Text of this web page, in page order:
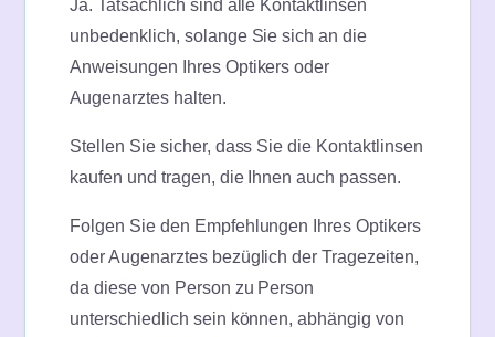
Ja. Tatsächlich sind alle Kontaktlinsen
unbedenklich, solange Sie sich an die
Anweisungen Ihres Optikers oder
Augenarztes halten.
Stellen Sie sicher, dass Sie die Kontaktlinsen
kaufen und tragen, die Ihnen auch passen.
Folgen Sie den Empfehlungen Ihres Optikers
oder Augenarztes bezüglich der Tragezeiten,
da diese von Person zu Person
unterschiedlich sein können, abhängig von